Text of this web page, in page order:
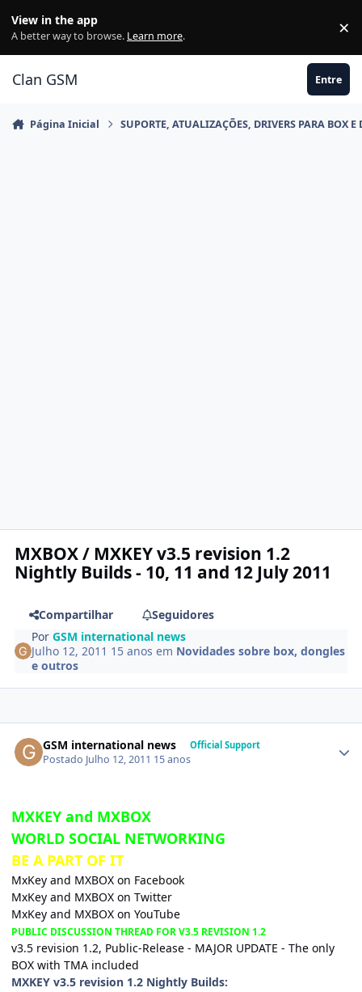
View in the app
A better way to browse. Learn more. ×
Clan GSM Entre
Página Inicial SUPORTE, ATUALIZAÇÕES, DRIVERS PARA BOX E
MXBOX / MXKEY v3.5 revision 1.2
Nightly Builds - 10, 11 and 12 July 2011
Compartilhar
Seguidores
PorGSM international news
Julho 12, 2011 15 anos em Novidades sobre box, dongles
e outros
GSM international news Official Support
Postado Julho 12, 2011 15 anos
MXKEY and MXBOX
WORLD SOCIAL NETWORKING
BE A PART OF IT
MxKey and MXBOX on Facebook
MxKey and MXBOX on Twitter
MxKey and MXBOX on YouTube
PUBLIC DISCUSSION THREAD FOR V3.5 REVISION 1.2
v3.5 revision 1.2, Public-Release - MAJOR UPDATE - The only
BOX with TMA included
MXKEY v3.5 revision 1.2 Nightly Builds: